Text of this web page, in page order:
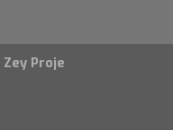
Zey Proje